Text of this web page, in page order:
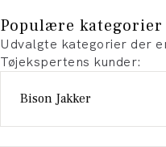
Populære kategorier
Udvalgte kategorier der
Tøjekspertens kunder:
Bison Jakker